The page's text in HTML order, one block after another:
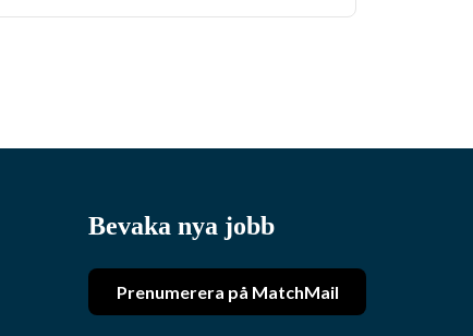
Bevaka nya jobb
Prenumerera på MatchMail